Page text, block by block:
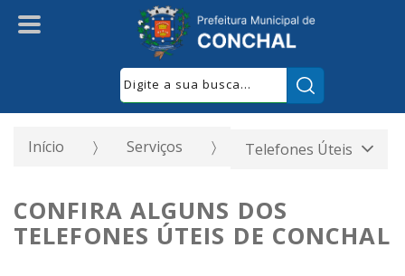
Início Serviços Telefones Úteis
CONFIRA ALGUNS DOS
TELEFONES ÚTEIS DE CONCHAL